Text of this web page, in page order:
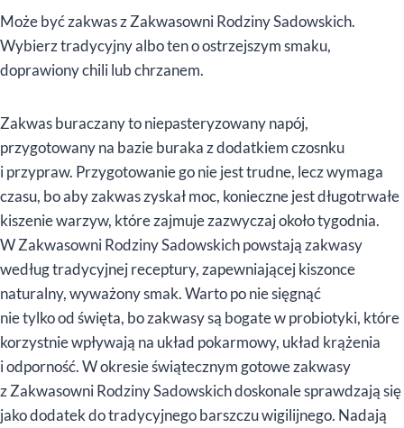
Może być zakwas z Zakwasowni Rodziny Sadowskich.
Wybierz tradycyjny albo ten o ostrzejszym smaku,
doprawiony chili lub chrzanem.
Zakwas buraczany to niepasteryzowany napój,
przygotowany na bazie buraka z dodatkiem czosnku
i przypraw. Przygotowanie go nie jest trudne, lecz wymaga
czasu, bo aby zakwas zyskał moc, konieczne jest długotrwałe
kiszenie warzyw, które zajmuje zazwyczaj około tygodnia.
W Zakwasowni Rodziny Sadowskich powstają zakwasy
według tradycyjnej receptury, zapewniającej kiszonce
naturalny, wyważony smak. Warto po nie sięgnąć
nie tylko od święta, bo zakwasy są bogate w probiotyki, które
korzystnie wpływają na układ pokarmowy, układ krążenia
i odporność. W okresie świątecznym gotowe zakwasy
z Zakwasowni Rodziny Sadowskich doskonale sprawdzają się
jako dodatek do tradycyjnego barszczu wigilijnego. Nadają